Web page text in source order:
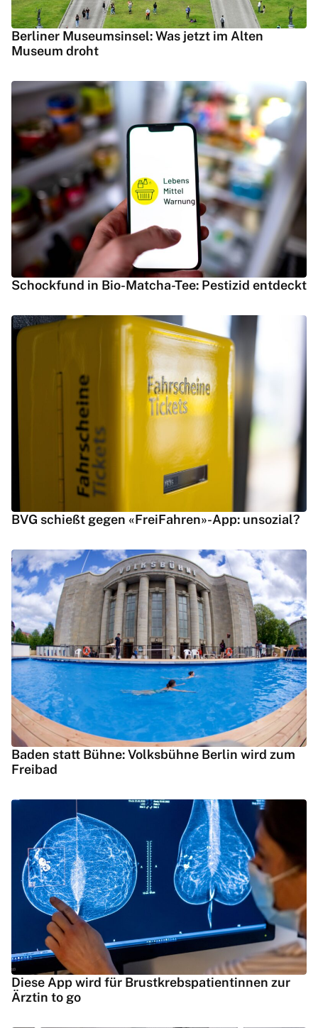
Berliner Museumsinsel: Was jetzt im Alten
Museum droht
Schockfund in Bio-Matcha-Tee: Pestizid entdeckt
BVG schießt gegen «FreiFahren»-App: unsozial?
Baden statt Bühne: Volksbühne Berlin wird zum
Freibad
Diese App wird für Brustkrebspatientinnen zur
Ärztin to go